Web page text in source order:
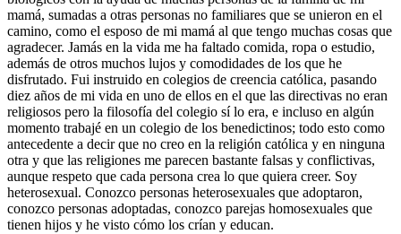
mamá, sumadas a otras personas no familiares que se unieron en el
camino, como el esposo de mi mamá al que tengo muchas cosas que
agradecer. Jamás en la vida me ha faltado comida, ropa o estudio,
además de otros muchos lujos y comodidades de los que he
disfrutado. Fui instruido en colegios de creencia católica, pasando
diez años de mi vida en uno de ellos en el que las directivas no eran
religiosos pero la filosofía del colegio sí lo era, e incluso en algún
momento trabajé en un colegio de los benedictinos; todo esto como
antecedente a decir que no creo en la religión católica y en ninguna
otra y que las religiones me parecen bastante falsas y conflictivas,
aunque respeto que cada persona crea lo que quiera creer. Soy
heterosexual. Conozco personas heterosexuales que adoptaron,
conozco personas adoptadas, conozco parejas homosexuales que
tienen hijos y he visto cómo los crían y educan.